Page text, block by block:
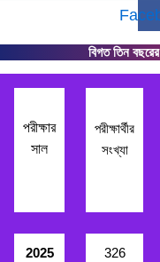
বিগত তিন
পরীক্ষার
সাল
পরীক্ষার্থীর
সংখ্যা
2025 326